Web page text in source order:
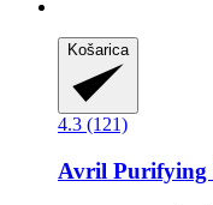
Košarica
4.3 (121)
Avril Purifying